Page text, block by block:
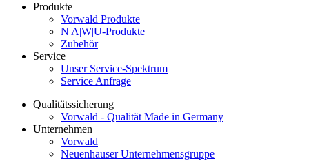
Produkte
Vorwald Produkte
N|A|W|U-Produkte
Zubehör
Service
Unser Service-Spektrum
Service Anfrage
Qualitätssicherung
Vorwald - Qualität Made in Germany
Unternehmen
Vorwald
Neuenhauser Unternehmensgruppe